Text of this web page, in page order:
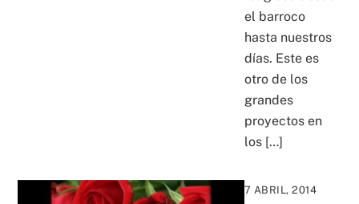
el barroco
hasta nuestros
días. Este es
otro de los
grandes
proyectos en
los […]
7 ABRIL, 2014